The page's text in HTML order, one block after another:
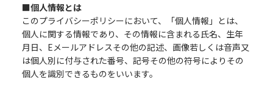
■個人情報とは
このプライバシーポリシーにおいて、「個人情報」とは、
個人に関する情報であり、その情報に含まれる氏名、生年
月日、Eメールアドレスその他の記述、画像若しくは音声又
は個人別に付与された番号、記号その他の符号によりその
個人を識別できるものをいいます。